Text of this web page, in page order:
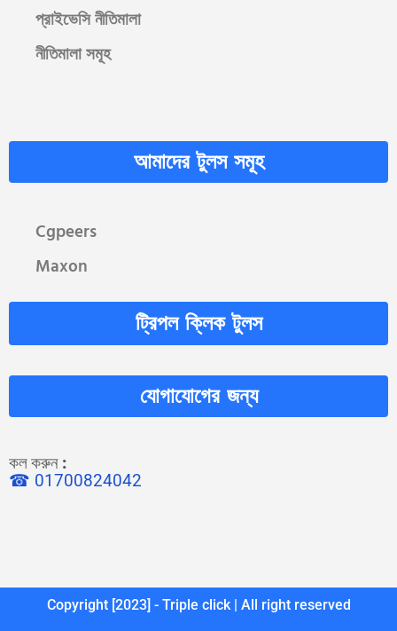
প্রাইভেসি নীতিমালা
নীতিমালা সমূহ
আমাদের টুলস সমূহ
Cgpeers
Maxon
ট্রিপল ক্লিক টুলস
যোগাযোগের জন্য
কল করুন:
☎ 01700824042
Copyright [2023] - Triple click | All right reserved